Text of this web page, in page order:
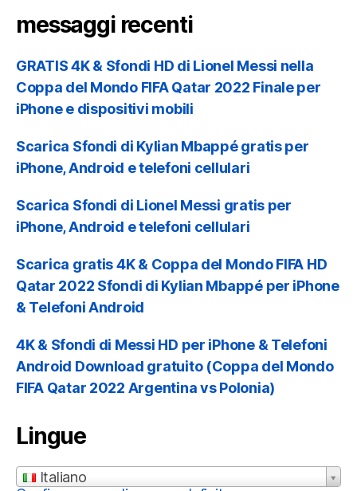
messaggi recenti
GRATIS 4K & Sfondi HD di Lionel Messi nella
Coppa del Mondo FIFA Qatar 2022 Finale per
iPhone e dispositivi mobili
Scarica Sfondi di Kylian Mbappé gratis per
iPhone, Android e telefoni cellulari
Scarica Sfondi di Lionel Messi gratis per
iPhone, Android e telefoni cellulari
Scarica gratis 4K & Coppa del Mondo FIFA HD
Qatar 2022 Sfondi di Kylian Mbappé per iPhone
& Telefoni Android
4K & Sfondi di Messi HD per iPhone & Telefoni
Android Download gratuito (Coppa del Mondo
FIFA Qatar 2022 Argentina vs Polonia)
Lingue
Italiano